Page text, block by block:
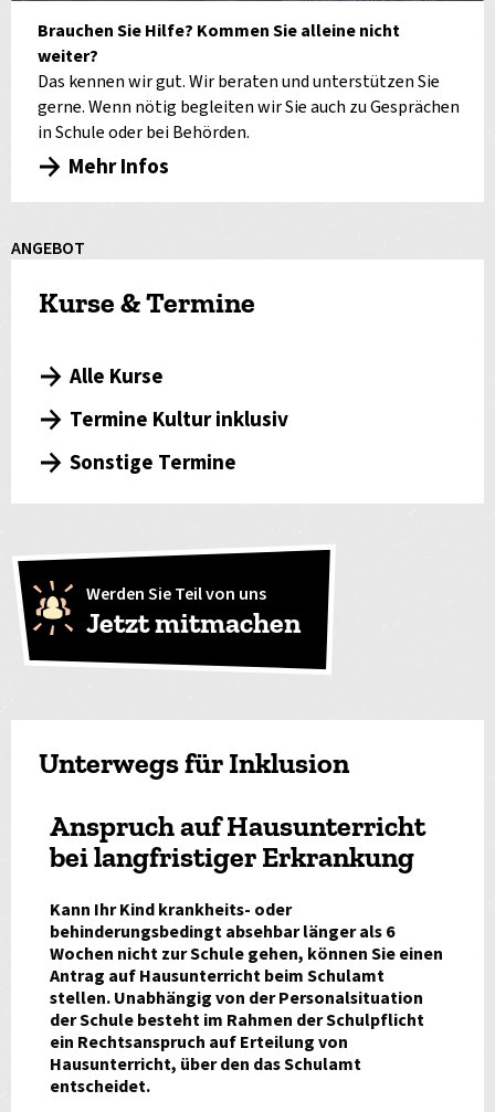
Brauchen Sie Hilfe? Kommen Sie alleine nicht
weiter?
Das kennen wir gut. Wir beraten und unterstützen Sie
gerne. Wenn nötig begleiten wir Sie auch zu Gesprächen
in Schule oder bei Behörden.
Mehr Infos
ANGEBOT
Kurse & Termine
Alle Kurse
Termine Kultur inklusiv
Sonstige Termine
Werden Sie Teil von uns
Jetzt mitmachen
Unterwegs für Inklusion
Anspruch auf Hausunterricht
bei langfristiger Erkrankung
Kann Ihr Kind krankheits- oder
behinderungsbedingt absehbar länger als 6
Wochen nicht zur Schule gehen, können Sie einen
Antrag auf Hausunterricht beim Schulamt
stellen. Unabhängig von der Personalsituation
der Schule besteht im Rahmen der Schulpflicht
ein Rechtsanspruch auf Erteilung von
Hausunterricht, über den das Schulamt
entscheidet.